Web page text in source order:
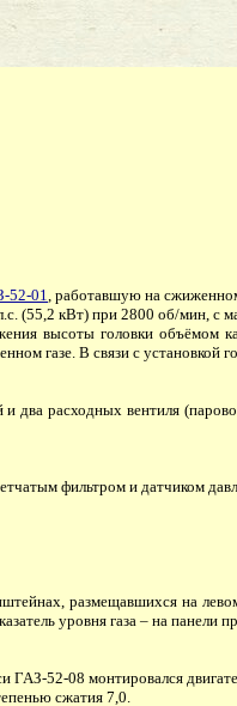
52-01, работавшую на
(55,2 кВт) при 2800 об/мин,
высоты головки объёмом
газе. В связи с установкой
расходных вентиля
фильтром и датчиком
размещавшихся на
уровня газа – на
ГАЗ-52-08 монтировался
сжатия 7,0.